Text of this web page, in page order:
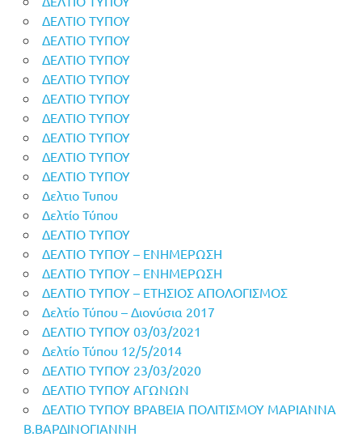
ΔΕΛΤΙΟ ΤΥΠΟΥ
ΔΕΛΤΙΟ ΤΥΠΟΥ
ΔΕΛΤΙΟ ΤΥΠΟΥ
ΔΕΛΤΙΟ ΤΥΠΟΥ
ΔΕΛΤΙΟ ΤΥΠΟΥ
ΔΕΛΤΙΟ ΤΥΠΟΥ
ΔΕΛΤΙΟ ΤΥΠΟΥ
ΔΕΛΤΙΟ ΤΥΠΟΥ
ΔΕΛΤΙΟ ΤΥΠΟΥ
Δελτιο Τυπου
Δελτίο Τύπου
ΔΕΛΤΙΟ ΤΥΠΟΥ
ΔΕΛΤΙΟ ΤΥΠΟΥ – ΕΝΗΜΕΡΩΣΗ
ΔΕΛΤΙΟ ΤΥΠΟΥ – ΕΝΗΜΕΡΩΣΗ
ΔΕΛΤΙΟ ΤΥΠΟΥ – ΕΤΗΣΙΟΣ ΑΠΟΛΟΓΙΣΜΟΣ
Δελτίο Τύπου – Διονύσια 2017
ΔΕΛΤΙΟ ΤΥΠΟΥ 03/03/2021
Δελτίο Τύπου 12/5/2014
ΔΕΛΤΙΟ ΤΥΠΟΥ 23/03/2020
ΔΕΛΤΙΟ ΤΥΠΟΥ ΑΓΩΝΩΝ
ΔΕΛΤΙΟ ΤΥΠΟΥ ΒΡΑΒΕΙΑ ΠΟΛΙΤΙΣΜΟΥ ΜΑΡΙΑΝΝΑ
Β.ΒΑΡΔΙΝΟΓΙΑΝΝΗ